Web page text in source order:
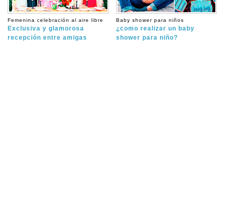
Femenina celebración al aire libre
Exclusiva y glamorosa
recepción entre amigas
Baby shower para niños
¿como realizar un baby
shower para niño?